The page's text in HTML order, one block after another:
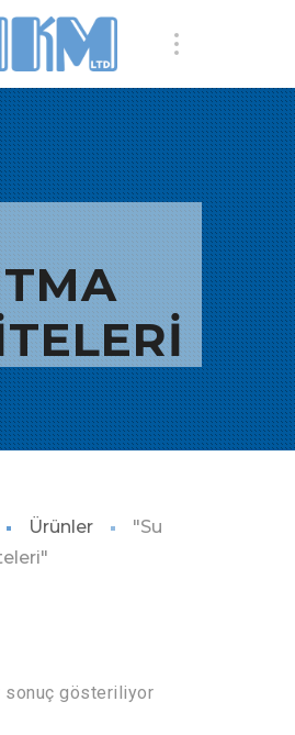
Ürünler
"Su
sonuç gösteriliyor